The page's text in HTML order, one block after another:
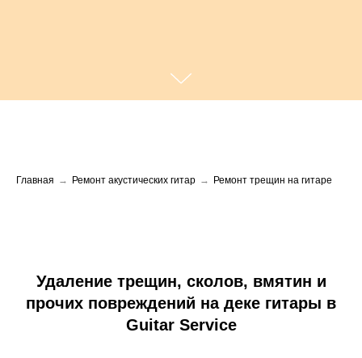
Главная → Ремонт акустических гитар → Ремонт трещин на гитаре
Удаление трещин, сколов, вмятин и
прочих повреждений на деке гитары в
Guitar Service